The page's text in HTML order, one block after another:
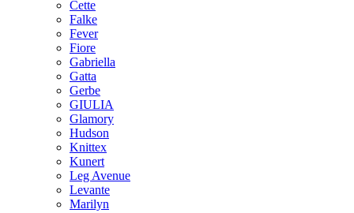
Cette
Falke
Fever
Fiore
Gabriella
Gatta
Gerbe
GIULIA
Glamory
Hudson
Knittex
Kunert
Leg Avenue
Levante
Marilyn